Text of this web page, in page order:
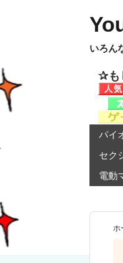
いろん
✰も
パイ
セク
電動
ホ